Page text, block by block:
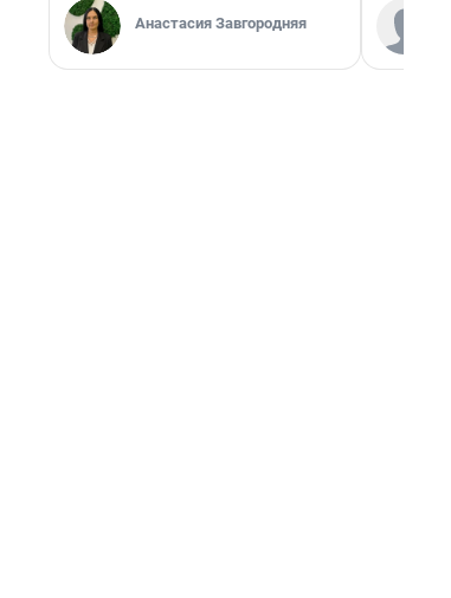
Анастасия Завгородняя